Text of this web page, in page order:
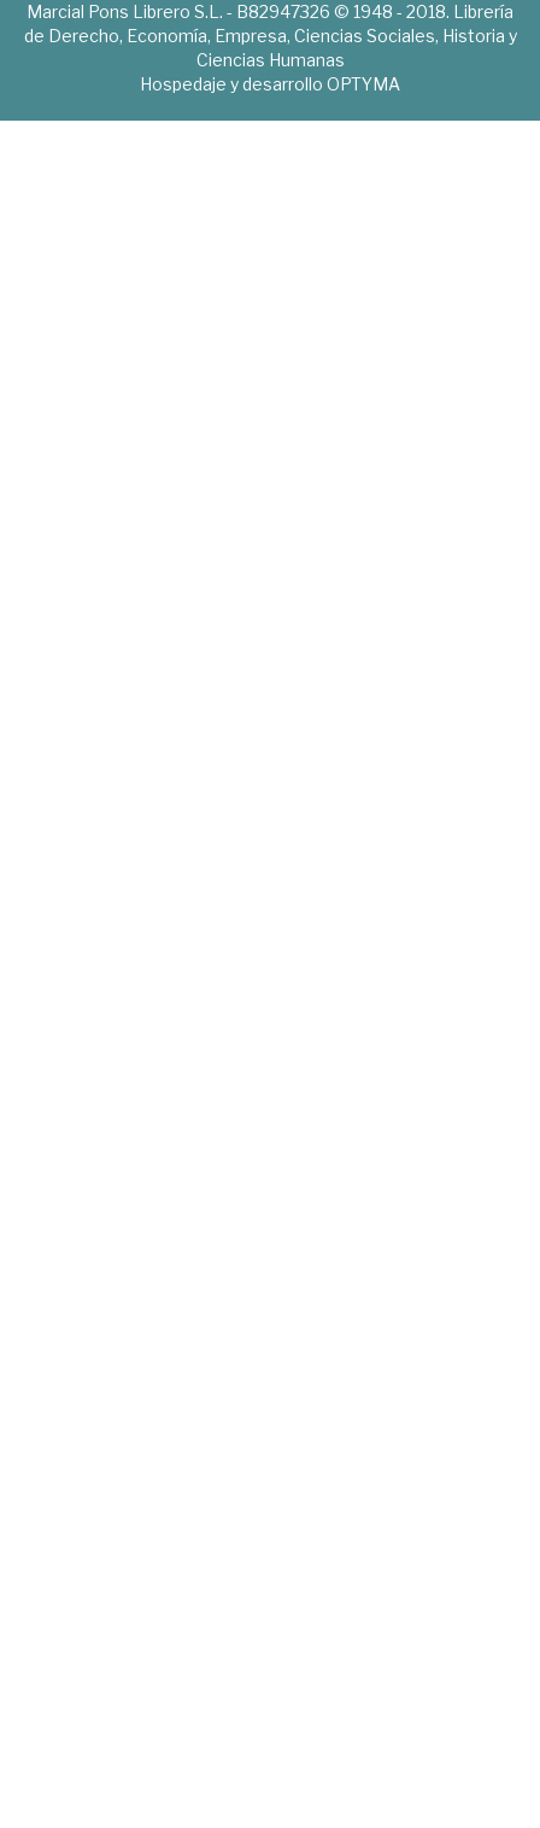
Marcial Pons Librero S.L. - B82947326 © 1948 - 2018. Librería
de Derecho, Economía, Empresa, Ciencias Sociales, Historia y
Ciencias Humanas
Hospedaje y desarrollo OPTYMA